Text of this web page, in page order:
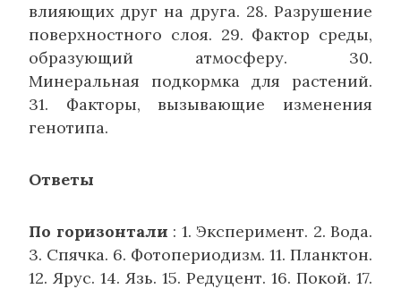
вли­яющих друг на друга. 28. Разрушение
поверхностно­го слоя. 29. Фактор среды,
образующий атмосферу. 30.
Минеральная подкормка для растений.
31. Фак­торы, вызывающие изменения
генотипа.
Ответы
По горизонтали : 1. Эксперимент. 2. Вода.
3. Спяч­ка. 6. Фотопериодизм. 11. Планктон.
12. Ярус. 14. Язь. 15. Редуцент. 16. Покой. 17.